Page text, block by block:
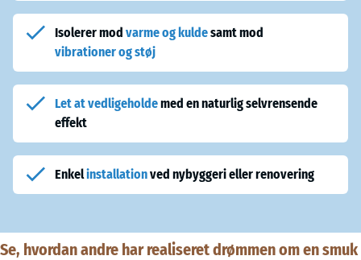
Isolerer mod varme og kuldesamt mod
vibrationer og støj
Let at vedligeholdemed en naturlig selvrensende
effekt
Enkelinstallationved nybyggeri eller renovering
Se, hvordan andre har realiseret drømmen om en smuk